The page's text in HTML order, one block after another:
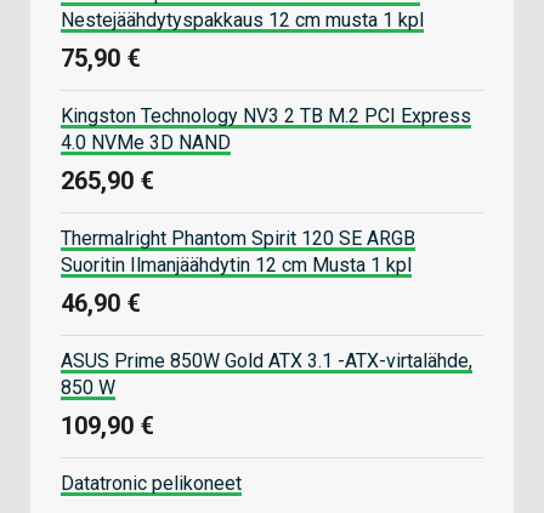
Nestejäähdytyspakkaus 12 cm musta 1 kpl
75,90 €
Kingston Technology NV3 2 TB M.2 PCI Express
4.0 NVMe 3D NAND
265,90 €
Thermalright Phantom Spirit 120 SE ARGB
Suoritin Ilmanjäähdytin 12 cm Musta 1 kpl
46,90 €
ASUS Prime 850W Gold ATX 3.1 -ATX-virtalähde,
850 W
109,90 €
Datatronic pelikoneet